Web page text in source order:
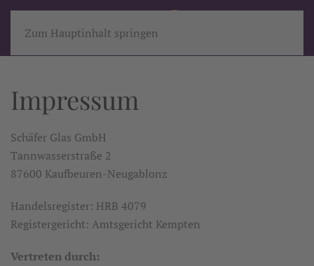
Zum Hauptinhalt springen
Impressum
Schäfer Glas GmbH
Tannwasserstraße 2
87600 Kaufbeuren-Neugablonz
Handelsregister: HRB 4079
Registergericht: Amtsgericht Kempten
Vertreten durch: